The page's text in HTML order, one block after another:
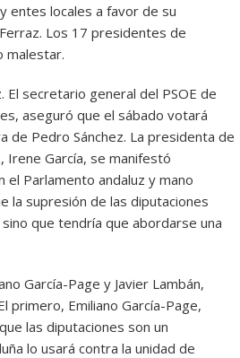
entes locales a favor de su
Los 17 presidentes de
malestar.
El secretario general del PSOE de
aseguró que el sábado votará
de Pedro Sánchez. La presidenta de
Irene García, se manifestó
Parlamento andaluz y mano
la supresión de las diputaciones
que tendría que abordarse una
García-Page y Javier Lambán,
primero, Emiliano García-Page,
las diputaciones son un
lo usará contra la unidad de